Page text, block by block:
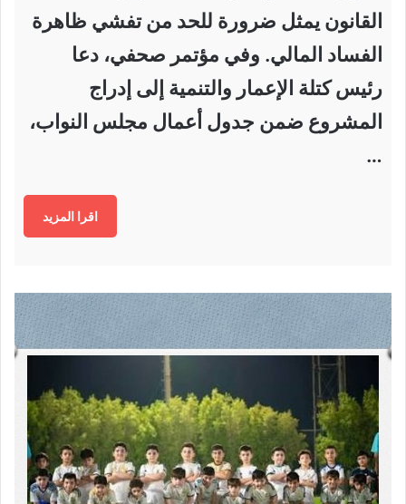
القانون يمثل ضرورة للحد من تفشي ظاهرة
الفساد المالي. وفي مؤتمر صحفي، دعا
رئيس كتلة الإعمار والتنمية إلى إدراج
المشروع ضمن جدول أعمال مجلس النواب،
…
اقرا المزيد